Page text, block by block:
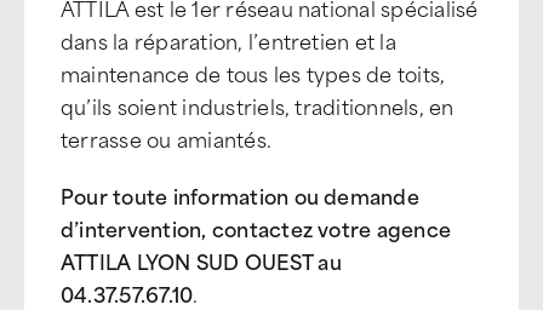
ATTILA est le 1er réseau national spécialisé
dans la réparation, l’entretien et la
maintenance de tous les types de toits,
qu’ils soient industriels, traditionnels, en
terrasse ou amiantés.
Pour toute information ou demande
d’intervention, contactez votre agence
ATTILA LYON SUD OUEST au
04.37.57.67.10.